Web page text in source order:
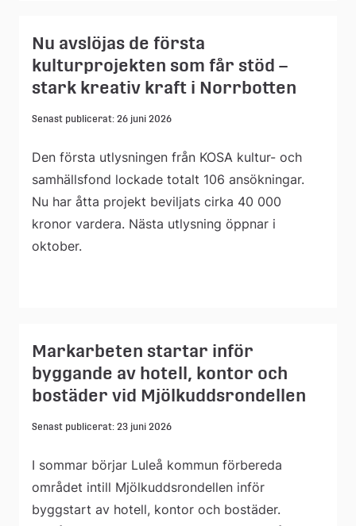
Nu avslöjas de första
kulturprojekten som får stöd –
stark kreativ kraft i Norrbotten
Senast publicerat: 26 juni 2026
Den första utlysningen från KOSA kultur- och
samhällsfond lockade totalt 106 ansökningar.
Nu har åtta projekt beviljats cirka 40 000
kronor vardera. Nästa utlysning öppnar i
oktober.
Markarbeten startar inför
byggande av hotell, kontor och
bostäder vid Mjölkuddsrondellen
Senast publicerat: 23 juni 2026
I sommar börjar Luleå kommun förbereda
området intill Mjölkuddsrondellen inför
byggstart av hotell, kontor och bostäder.